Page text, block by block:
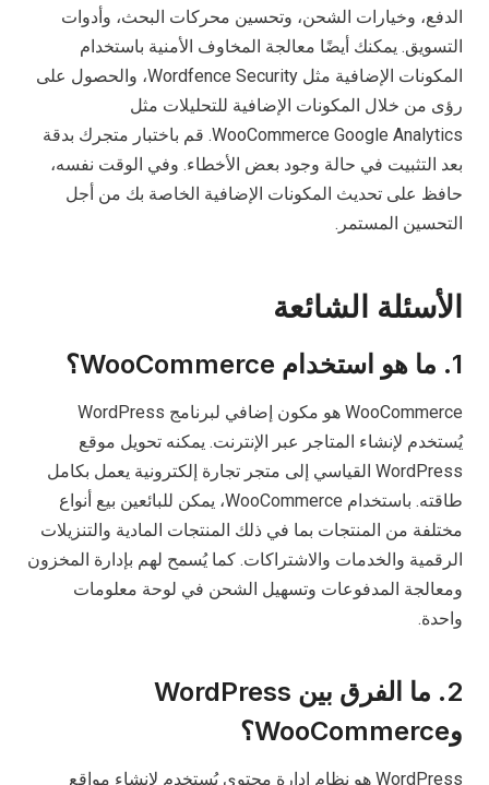
الدفع، وخيارات الشحن، وتحسين محركات البحث، وأدوات
التسويق. يمكنك أيضًا معالجة المخاوف الأمنية باستخدام
المكونات الإضافية مثل Wordfence Security، والحصول على
رؤى من خلال المكونات الإضافية للتحليلات مثل
WooCommerce Google Analytics. قم باختبار متجرك بدقة
بعد التثبيت في حالة وجود بعض الأخطاء. وفي الوقت نفسه،
حافظ على تحديث المكونات الإضافية الخاصة بك من أجل
التحسين المستمر.
الأسئلة الشائعة
1. ما هو استخدام WooCommerce؟
WooCommerce هو مكون إضافي لبرنامج WordPress
يُستخدم لإنشاء المتاجر عبر الإنترنت. يمكنه تحويل موقع
WordPress القياسي إلى متجر تجارة إلكترونية يعمل بكامل
طاقته. باستخدام WooCommerce، يمكن للبائعين بيع أنواع
مختلفة من المنتجات بما في ذلك المنتجات المادية والتنزيلات
الرقمية والخدمات والاشتراكات. كما يُسمح لهم بإدارة المخزون
ومعالجة المدفوعات وتسهيل الشحن في لوحة معلومات
واحدة.
2. ما الفرق بين WordPress
وWooCommerce؟
WordPress هو نظام إدارة محتوى يُستخدم لإنشاء مواقع